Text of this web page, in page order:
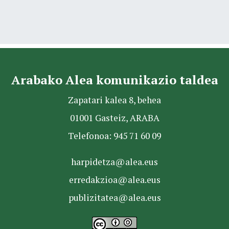
Arabako Alea komunikazio taldea
Zapatari kalea 8, behea
01001 Gasteiz, ARABA
Telefonoa: 945 71 60 09
harpidetza@alea.eus
erredakzioa@alea.eus
publizitatea@alea.eus